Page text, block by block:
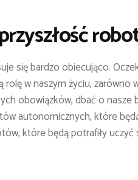
się bardzo obiecująco.
rolę w naszym życiu,
obowiązków, dbać o
autonomicznych, które
które będą potrafiły